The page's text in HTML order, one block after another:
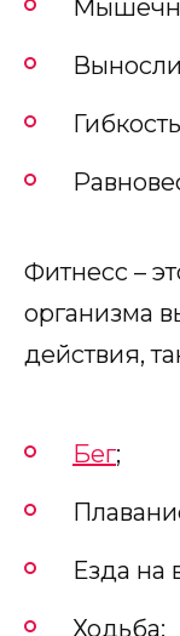
Фитнесс –
организма
действия,
Бег;
Езда на
Ходьба;